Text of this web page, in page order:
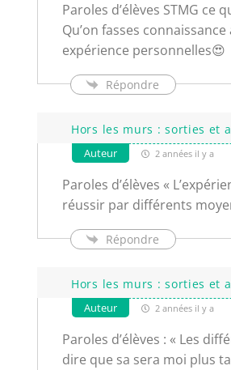
Paroles d’élèves STMG ce
Qu’on fasses
expérience personnelles😍
Répondre
Hors les murs : sorties et
Auteur 2 années il y a
Paroles d’élèves «
réussir par différents
Répondre
Hors les murs : sorties et
Auteur 2 années il y a
Paroles d’élèves : « Les
dire que sa sera moi plus